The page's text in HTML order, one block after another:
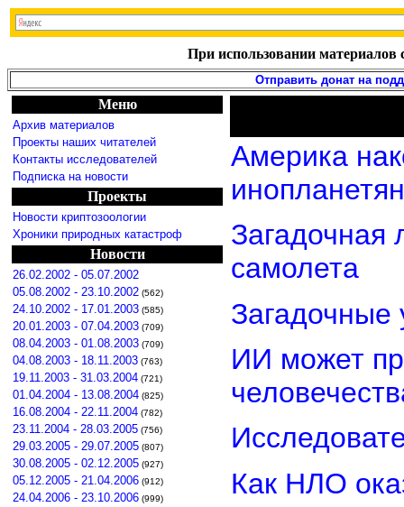
При использовании материалов
Отправить донат на
Меню
Архив материалов
Проекты наших читателей
Контакты исследователей
Подписка на новости
Проекты
Новости криптозоологии
Хроники природных катастроф
Новости
26.02.2002 - 05.07.2002
05.08.2002 - 23.10.2002 (562)
24.10.2002 - 17.01.2003 (585)
20.01.2003 - 07.04.2003 (709)
08.04.2003 - 01.08.2003 (709)
04.08.2003 - 18.11.2003 (763)
19.11.2003 - 31.03.2004 (721)
01.04.2004 - 13.08.2004 (825)
16.08.2004 - 22.11.2004 (782)
23.11.2004 - 28.03.2005 (756)
29.03.2005 - 29.07.2005 (807)
30.08.2005 - 02.12.2005 (927)
05.12.2005 - 21.04.2006 (912)
24.04.2006 - 23.10.2006 (999)
Америка
инопланетян
Загадочная
самолета
Загадочные
ИИ может
Как НЛО